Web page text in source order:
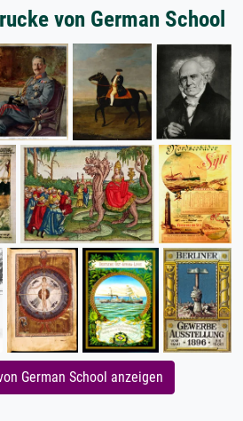
von German School
German School anzeigen